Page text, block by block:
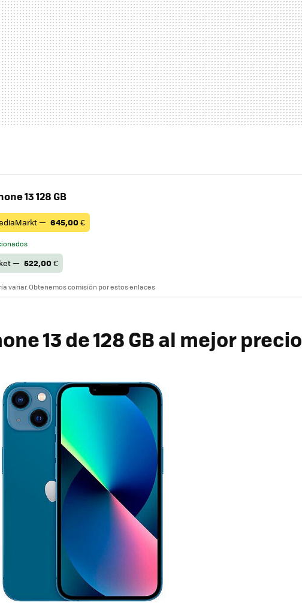
13 128 GB
— 645,00€
— 522,00€
variar. Obtenemos comisión por estos enlaces
13 de 128 GB al mejor precio